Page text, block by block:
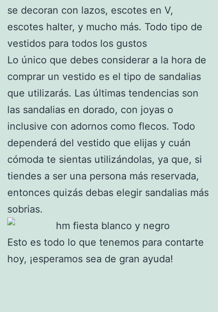
se decoran con lazos, escotes en V,
escotes halter, y mucho más. Todo tipo de
vestidos para todos los gustos
Lo único que debes considerar a la hora de
comprar un vestido es el tipo de sandalias
que utilizarás. Las últimas tendencias son
las sandalias en dorado, con joyas o
inclusive con adornos como flecos. Todo
dependerá del vestido que elijas y cuán
cómoda te sientas utilizándolas, ya que, si
tiendes a ser una persona más reservada,
entonces quizás debas elegir sandalias más
sobrias.
Esto es todo lo que tenemos para contarte
hoy, ¡esperamos sea de gran ayuda!